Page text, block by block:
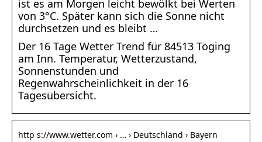
ist es am Morgen leicht bewölkt bei Werten
von 3°C. Später kann sich die Sonne nicht
durchsetzen und es bleibt …
Der 16 Tage Wetter Trend für 84513 Töging
am Inn. Temperatur, Wetterzustand,
Sonnenstunden und
Regenwahrscheinlichkeit in der 16
Tagesübersicht.
http s://www.wetter.com › … › Deutschland › Bayern